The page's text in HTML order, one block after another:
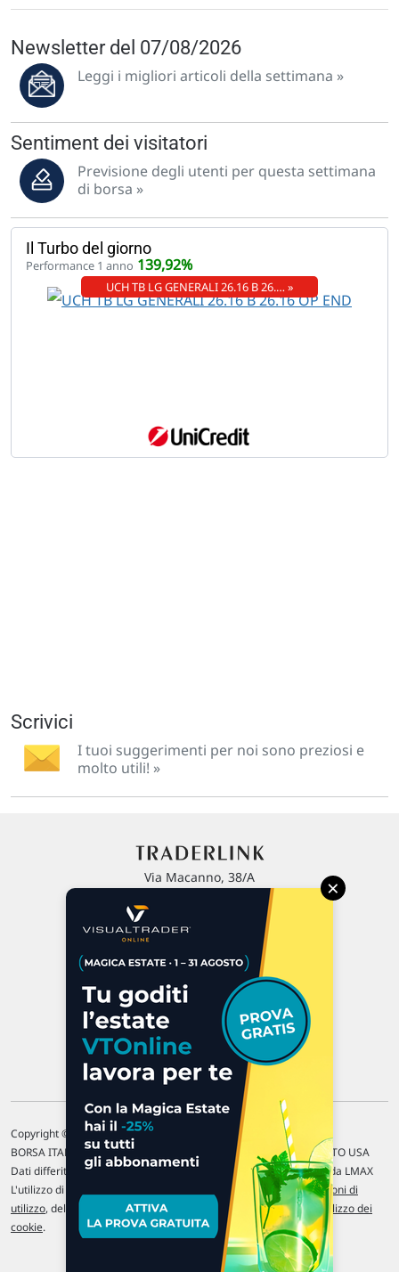
Newsletter del 07/08/2026
Leggi i migliori articoli della settimana »
Sentiment dei visitatori
Previsione degli utenti per questa settimana
di borsa »
Il Turbo del giorno
Performance 1 anno 139,92%
UCH TB LG GENERALI 26.16 B 26.… »
Scrivici
I tuoi suggerimenti per noi sono preziosi e
molto utili! »
Via Macanno, 38/A
P.IVA 02 452 460 401
Chi siamo
Commenti e segnalazioni
Contattaci
Copyright © 1996-2026 Traderlink Italia s.r.l.
BORSA ITALIANA Quotazioni di borsa differite di 15 min. / MERCATO USA
Dati differiti di 15 min. (fonte Intrinio) / FOREX Quotazioni fornite da LMAX
L'utilizzo di questo sito implica l'accettazione delle nostre Condizioni di
utilizzo, del Disclaimer MAR, delle Politiche sulla privacye dell' Utilizzo dei
cookie.
×